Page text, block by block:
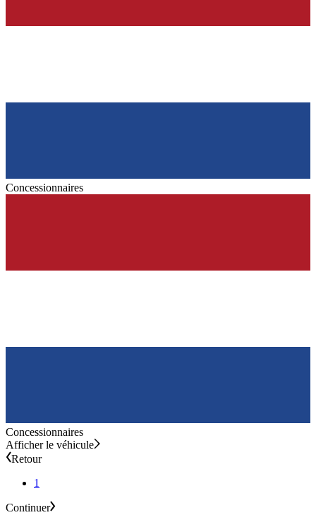
Concessionnaires
Concessionnaires
Afficher le véhicule
Retour
1
Continuer